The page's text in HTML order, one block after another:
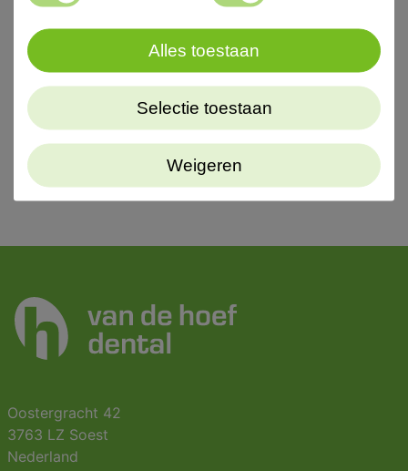
Metaal Iwanson
p/st
Oostergracht 42
3763 LZ Soest
Nederland
Weigeren
Selectie toestaan
Alles toestaan